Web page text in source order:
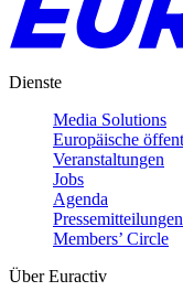
Dienste
Media Solutions
Europäische
Veranstaltungen
Jobs
Agenda
Pressemitteilungen
Members’ Circle
Über Euractiv